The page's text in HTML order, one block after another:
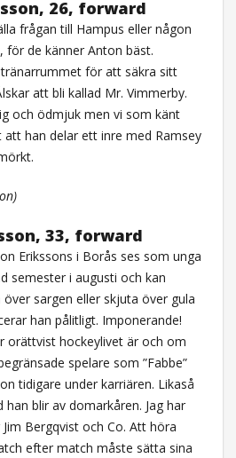
26, forward
frågan till Hampus eller någon
för de känner Anton bäst.
för att säkra sitt
att bli kallad Mr. Vimmerby.
och ödmjuk men vi som känt
att han delar ett inre med Ramsey
33, forward
Erikssons i Borås ses som unga
semester i augusti och kan
sargen eller skjuta över gula
han pålitligt. Imponerande!
orättvist hockeylivet är och om
spelare som ”Fabbe”
tidigare under karriären. Likaså
blir av domarkåren. Jag har
Bergqvist och Co. Att höra
efter match måste sätta sina